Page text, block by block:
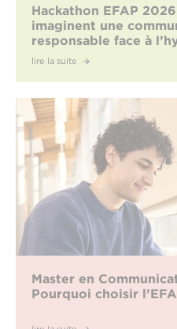
Hackathon EFAP
imaginent une
responsable face à
lire la suite
Master en
Pourquoi choisir